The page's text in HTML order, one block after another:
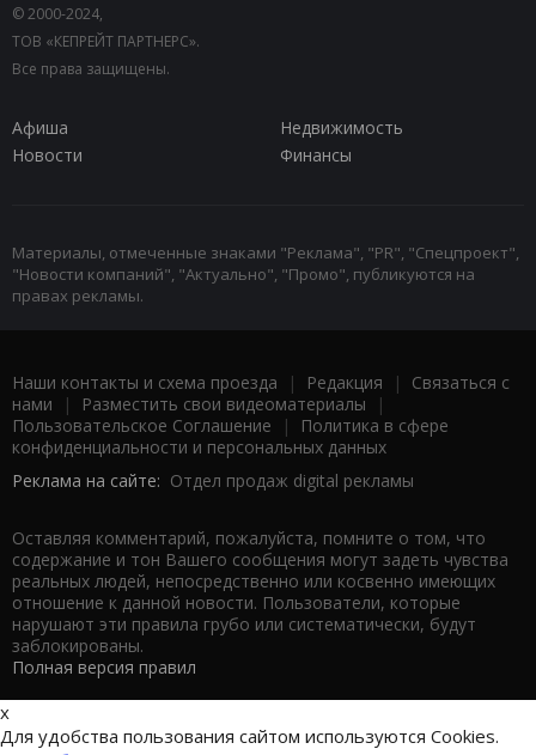
© 2000-2024,
ТОВ «КЕПРЕЙТ ПАРТНЕРС».
Все права защищены.
Афиша
Недвижимость
Новости
Финансы
Материалы, отмеченные знаками "Реклама", "PR", "Спецпроект",
"Новости компаний", "Актуально", "Промо", публикуются на
правах рекламы.
Наши контакты и схема проезда | Редакция | Связаться с
нами | Разместить свои видеоматериалы |
Пользовательское Соглашение |
Политика в сфере
конфиденциальности и персональных данных
Реклама на сайте: Отдел продаж digital рекламы
Оставляя комментарий, пожалуйста, помните о том, что
содержание и тон Вашего сообщения могут задеть чувства
реальных людей, непосредственно или косвенно имеющих
отношение к данной новости. Пользователи, которые
нарушают эти правила грубо или систематически, будут
заблокированы.
Полная версия правил
x
Для удобства пользования сайтом используются Cookies.